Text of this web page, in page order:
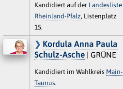
Kandidiert auf der Landesliste
Rheinland-Pfalz, Listenplatz
15.
Kordula Anna Paula
Schulz-Asche| GRÜNE
Kandidiert im Wahlkreis Main-
Taunus.